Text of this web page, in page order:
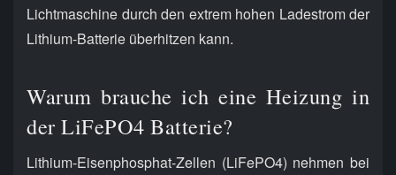
Lichtmaschine durch den extrem hohen Ladestrom der
Lithium-Batterie überhitzen kann.
Warum brauche ich eine Heizung in
der LiFePO4 Batterie?
Lithium-Eisenphosphat-Zellen (LiFePO4) nehmen bei